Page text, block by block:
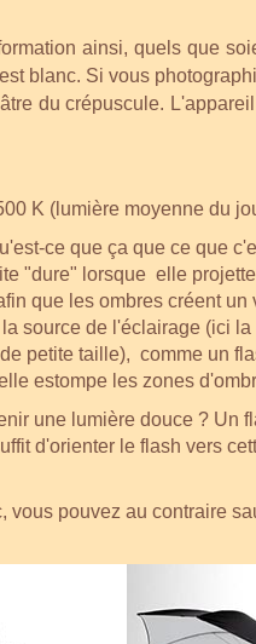
ainsi, quels que
blanc. Si vous
du crépuscule.
K (lumière moyenne du
ce que ça que ce que
"dure" lorsque elle
que les ombres créent
source de l'éclairage (ici
petite taille), comme un
estompe les zones
une lumière douce ? Un
d'orienter le flash vers
pouvez au contraire